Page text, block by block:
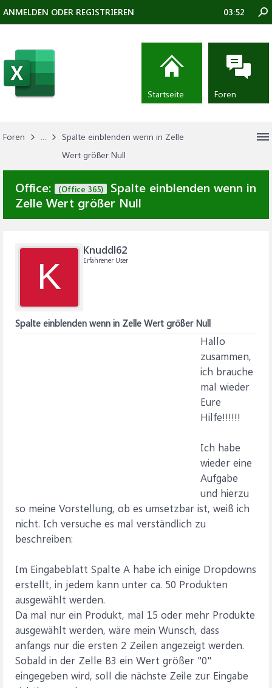
Foren ...
Spalte einblenden wenn in Zelle
Wert größer Null
Office: (Office 365)
Spalte einblenden wenn in
Zelle Wert größer Null
K
Knuddl62
Erfahrener User
Spalte einblenden wenn in Zelle Wert größer Null
Hallo
zusammen,
ich brauche
mal wieder
Eure
Hilfe!!!!!!
Ich habe
wieder eine
Aufgabe
und hierzu
so meine Vorstellung, ob es umsetzbar ist, weiß ich
nicht. Ich versuche es mal verständlich zu
beschreiben:
Im Eingabeblatt Spalte A habe ich einige Dropdowns
erstellt, in jedem kann unter ca. 50 Produkten
ausgewählt werden.
Da mal nur ein Produkt, mal 15 oder mehr Produkte
ausgewählt werden, wäre mein Wunsch, dass
anfangs nur die ersten 2 Zeilen angezeigt werden.
Sobald in der Zelle B3 ein Wert größer "0"
eingegeben wird, soll die nächste Zeile zur Eingabe
ANMELDEN ODER REGISTRIEREN 03:52
Startseite Foren